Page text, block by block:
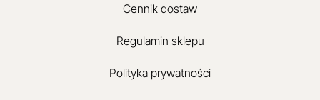
Cennik dostaw
Regulamin sklepu
Polityka prywatności